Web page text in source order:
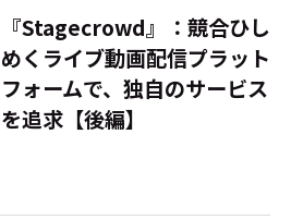
『Stagecrowd』：競合ひし
めくライブ動画配信プラット
フォームで、独自のサービス
を追求【後編】